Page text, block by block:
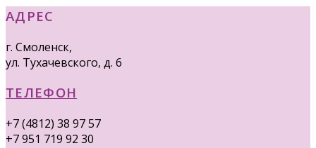
АДРЕС
г. Смоленск,
ул. Тухачевского, д. 6
ТЕЛЕФОН
+7 (4812) 38 97 57
+7 951 719 92 30